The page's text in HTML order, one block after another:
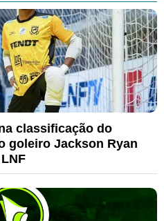
classificação do
goleiro Jackson Ryan